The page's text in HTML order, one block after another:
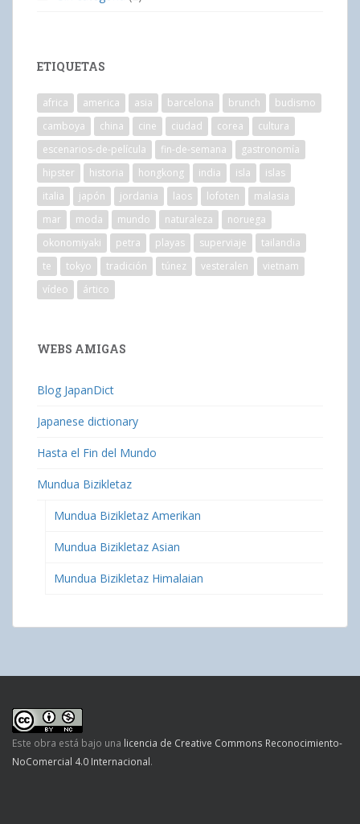
ETIQUETAS
africa america asia barcelona brunch
budismo
camboya
china cine ciudad corea
cultura
escenarios-de-película
fin-de-semana
gastronomía
hipster
historia hongkong india isla
islas
italia
japón jordania laos lofoten
malasia
mar
moda mundo naturaleza
noruega
okonomiyaki
petra playas superviaje
tailandia
te
tokyo tradición túnez vesteralen
vietnam
vídeo
ártico
WEBS AMIGAS
Blog JapanDict
Japanese dictionary
Hasta el Fin del Mundo
Mundua Bizikletaz
Mundua Bizikletaz Amerikan
Mundua Bizikletaz Asian
Mundua Bizikletaz Himalaian
Este obra está bajo una licencia de Creative Commons Reconocimiento-
NoComercial 4.0 Internacional.